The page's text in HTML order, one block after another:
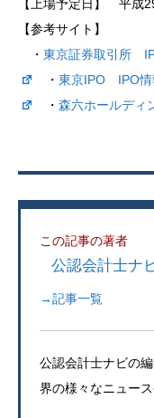
【上場予定日】 平成
【参考サイト】
・ 東京証券取引所
・ 東京IPO IPO情
・ 森六ホールディ
この記事の著者
公認会計士ナ
→記事一覧
公認会計士ナビの
界の様々なニュー